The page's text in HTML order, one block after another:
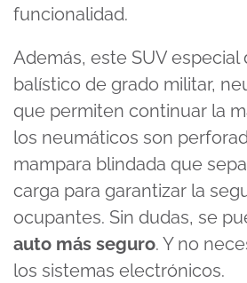
funcionalidad.
Además, este SUV especial
balístico de grado militar,
que permiten continuar la
los neumáticos son
mampara blindada que
carga para garantizar la
ocupantes. Sin dudas, se
auto más seguro. Y no
los sistemas electrónicos.